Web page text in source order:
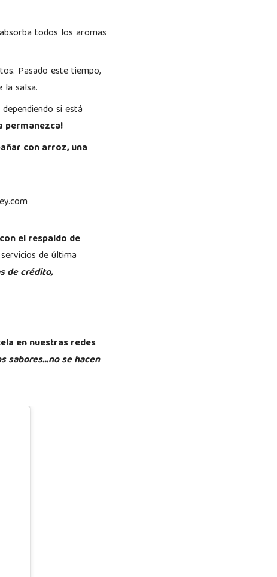
todos los aromas
Pasado este tiempo,
la salsa.
si está
permanezca!
con arroz, una
el respaldo de
de última
de crédito,
en nuestras redes
sabores…no se hacen